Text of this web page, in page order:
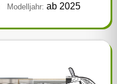
Modelljahr: ab 2025